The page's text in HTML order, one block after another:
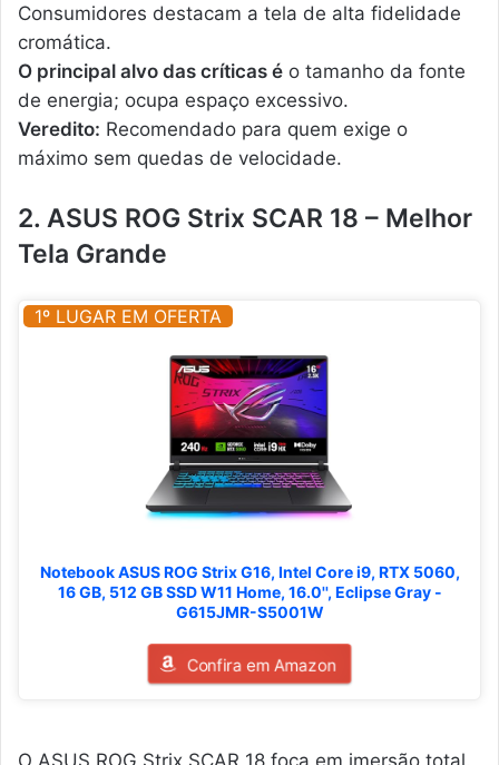
Consumidores destacam a tela de alta fidelidade
cromática.
O principal alvo das críticas é o tamanho da fonte
de energia; ocupa espaço excessivo.
Veredito: Recomendado para quem exige o
máximo sem quedas de velocidade.
2. ASUS ROG Strix SCAR 18 – Melhor
Tela Grande
1º LUGAR EM OFERTA
Notebook ASUS ROG Strix G16, Intel Core i9, RTX 5060,
16 GB, 512 GB SSD W11 Home, 16.0'', Eclipse Gray -
G615JMR-S5001W
Confira em Amazon
O ASUS ROG Strix SCAR 18 foca em imersão total.